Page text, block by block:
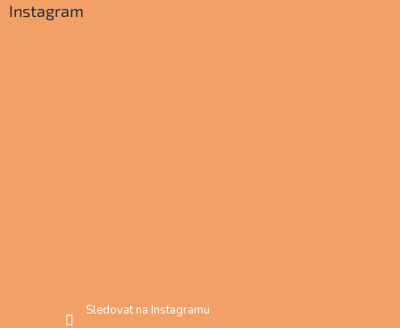
Instagram
Sledovat na Instagramu